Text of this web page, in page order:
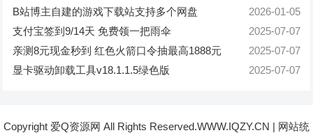
2026-01-05
B站博主自建的游戏下载站支持多个网盘
2025-07-07
支付宝签到9/14天 免费领一把雨伞
2025-07-07
亲测8元现金秒到 红色火箭口令抽最高1888元
2025-07-07
显卡驱动卸载工具v18.1.1.5绿色版
Copyright 爱Q资源网 All Rights Reserved.WWW.IQZY.CN | 网站统